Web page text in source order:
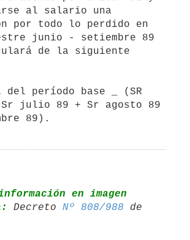
al salario una
por todo lo perdido en
junio - setiembre 89
de la siguiente
julio 89 + Sr agosto 89
en imagen
Decreto Nº 808/988 de